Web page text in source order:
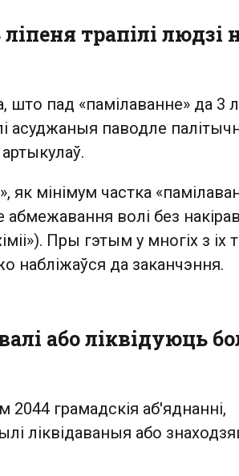
трапілі людзі
пад «памілаванне» да 3
асуджаныя паводле
мінімум частка
волі без
Пры гэтым у многіх з іх
набліжаўся да заканчэння.
або ліквідуюць
2044 грамадскія аб'яднанні,
ліквідаваныя або